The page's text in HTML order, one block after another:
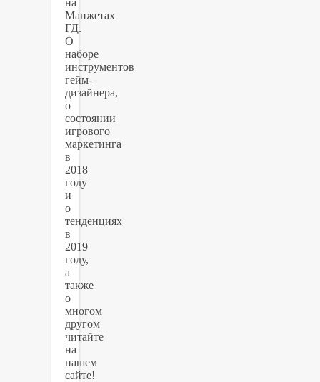
Манжетах
ГД.
О
наборе
инструментов
гейм-
дизайнера,
о
состоянии
игрового
маркетинга
в
2018
году
и
о
тенденциях
в
2019
году,
а
также
о
многом
другом
читайте
на
нашем
сайте!